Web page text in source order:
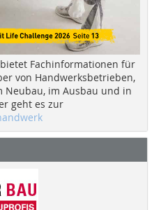
Fachinformationen für
von Handwerksbetrieben,
im Ausbau und in
geht es zur